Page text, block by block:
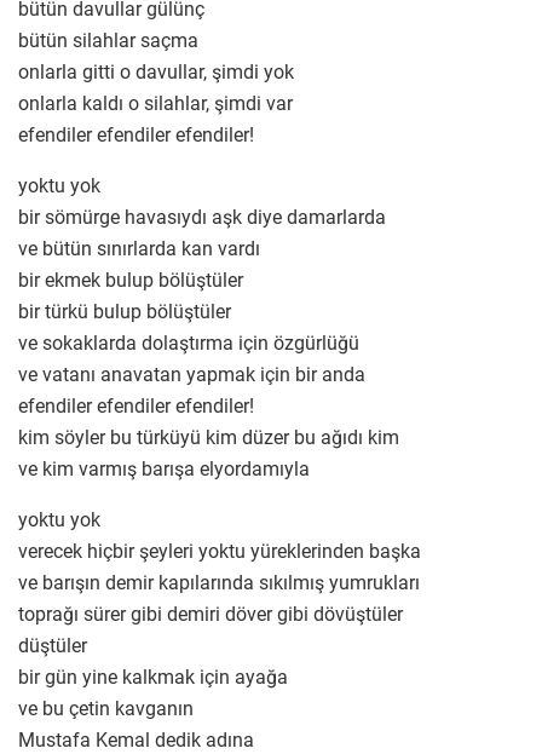
bütün davullar gülünç
bütün silahlar saçma
onlarla gitti o davullar, şimdi yok
onlarla kaldı o silahlar, şimdi var
efendiler efendiler efendiler!
yoktu yok
bir sömürge havasıydı aşk diye damarlarda
ve bütün sınırlarda kan vardı
bir ekmek bulup bölüştüler
bir türkü bulup bölüştüler
ve sokaklarda dolaştırma için özgürlüğü
ve vatanı anavatan yapmak için bir anda
efendiler efendiler efendiler!
kim söyler bu türküyü kim düzer bu ağıdı kim
ve kim varmış barışa elyordamıyla
yoktu yok
verecek hiçbir şeyleri yoktu yüreklerinden başka
ve barışın demir kapılarında sıkılmış yumrukları
toprağı sürer gibi demiri döver gibi dövüştüler
düştüler
bir gün yine kalkmak için ayağa
ve bu çetin kavganın
Mustafa Kemal dedik adına